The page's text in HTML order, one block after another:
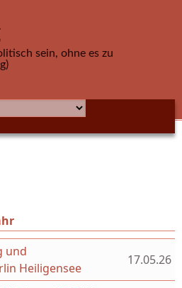
sein, ohne es zu
Reiter)
und
Heiligensee
17.05.26